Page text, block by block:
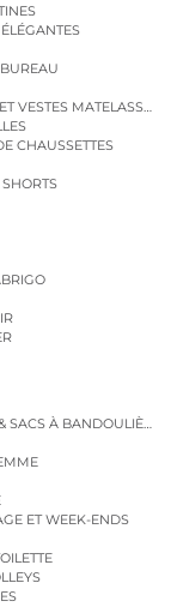
VESTES MATELASSÉES
CHAUSSETTES
SACS À BANDOULIÈRE
ET WEEK-ENDS